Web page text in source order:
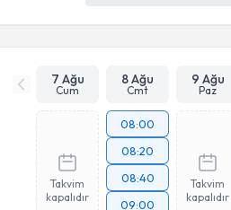
7 Ağu
Cum
8 Ağu
Cmt
9 Ağu
Paz
Takvim
kapalıdır
08:00
08:20
08:40
Takvim
kapalıdır